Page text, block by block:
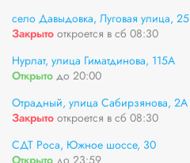
село Давыдовка, Луговая улица, 25
Закрыто откроется в сб 08:30
Нурлат, улица Гиматдинова, 115А
Открыто до 20:00
Отрадный, улица Сабирзянова, 2А
Закрыто откроется в сб 08:30
СДТ Роса, Южное шоссе, 30
Открыто до 23:59